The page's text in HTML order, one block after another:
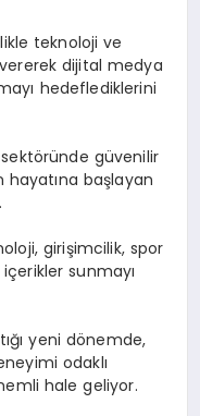
teknoloji ve
vererek dijital medya
hedeflediklerini
güvenilir
hayatına başlayan
girişimcilik, spor
sunmayı
yeni dönemde,
odaklı
hale geliyor.